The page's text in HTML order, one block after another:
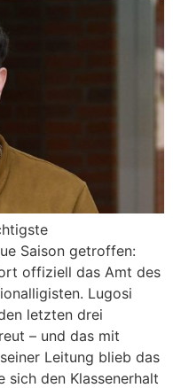
Saison getroffen:
offiziell das Amt des
Lugosi
letzten drei
– und das mit
Leitung blieb das
sich den Klassenerhalt